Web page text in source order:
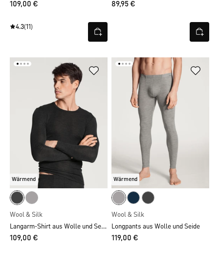
109,00 €
4.3(11)
89,95 €
Wärmend
Wool & Silk
Langarm-Shirt aus Wolle und Seide
109,00 €
Wärmend
Wool & Silk
Longpants aus Wolle und Seide
119,00 €